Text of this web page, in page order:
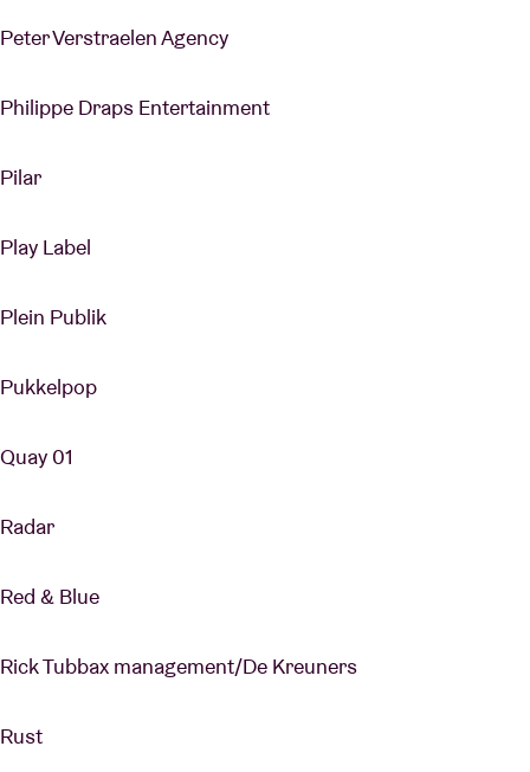
Peter Verstraelen Agency
Philippe Draps Entertainment
Pilar
Play Label
Plein Publik
Pukkelpop
Quay 01
Radar
Red & Blue
Rick Tubbax management/De Kreuners
Rust